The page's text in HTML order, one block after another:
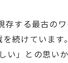
する最古の
続けていま
」との思い